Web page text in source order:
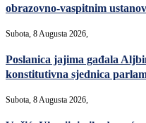
obrazovno-vaspitnim
Subota, 8 Augusta 2026,
Poslanica jajima gađala
konstitutivna sjednica
Subota, 8 Augusta 2026,